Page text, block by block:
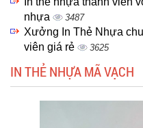
nhựa
3487
Xưởng In Thẻ Nhựa
viên giá rẻ
3625
IN THẺ NHỰA MÃ VẠCH